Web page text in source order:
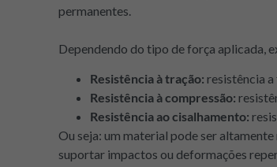
permanentes.
Dependendo do tipo de força aplicada,
Resistência à tração: resistência
Resistência à compressão:
Resistência ao cisalhamento:
Ou seja: um material pode ser
suportar impactos ou deformações